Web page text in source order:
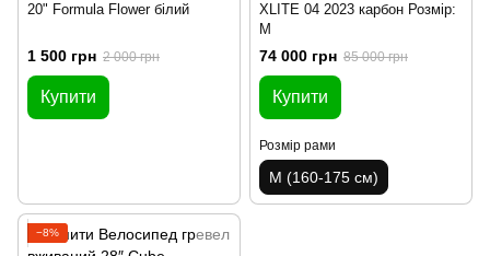
20" Formula Flower білий
1 500 грн 2 000 грн
Купити
XLITE 04 2023 карбон Розмір:
М
74 000 грн 85 000 грн
Купити
Розмір рами
M (160-175 см)
−8%